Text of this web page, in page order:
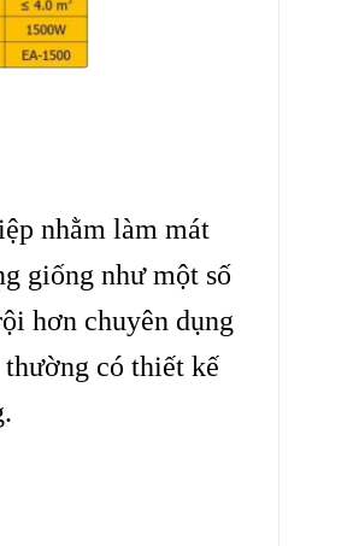
nhằm làm mát
giống như một số
hơn chuyên dụng
thường có thiết kế